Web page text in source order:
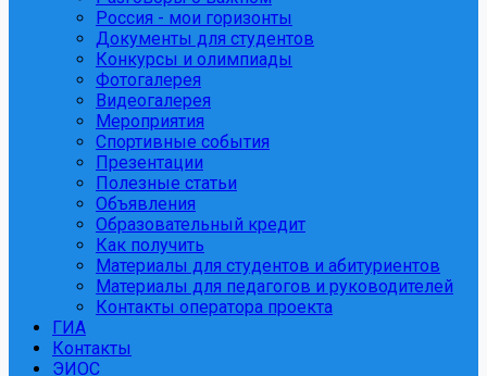
Россия - мои горизонты
Документы для студентов
Конкурсы и олимпиады
Фотогалерея
Видеогалерея
Мероприятия
Спортивные события
Презентации
Полезные статьи
Объявления
Образовательный кредит
Как получить
Материалы для студентов и абитуриентов
Материалы для педагогов и руководителей
Контакты оператора проекта
ГИА
Контакты
ЭИОС